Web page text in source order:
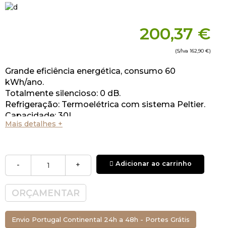
200,37 €
(S/Iva 162,90 €)
Grande eficiência energética, consumo 60
kWh/ano.
Totalmente silencioso: 0 dB.
Refrigeração: Termoelétrica com sistema Peltier.
Capacidade: 30L
Mais detalhes +
- + Adicionar ao carrinho
ORÇAMENTAR
Envio Portugal Continental 24h a 48h - Portes Grátis